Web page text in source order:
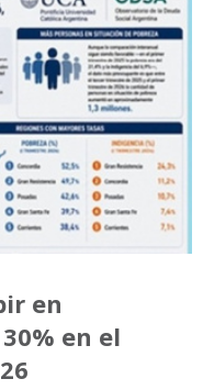
en
en el